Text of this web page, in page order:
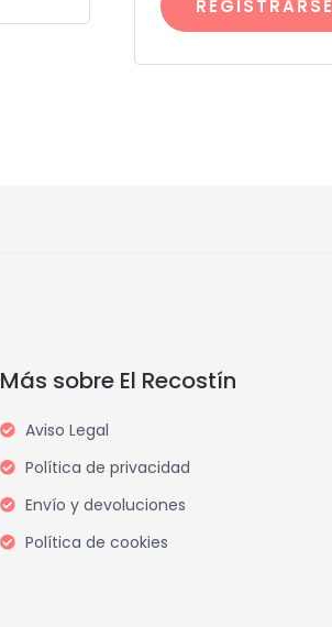
REGISTRARSE
Más sobre El Recostín
Aviso Legal
Política de privacidad
Envío y devoluciones
Política de cookies